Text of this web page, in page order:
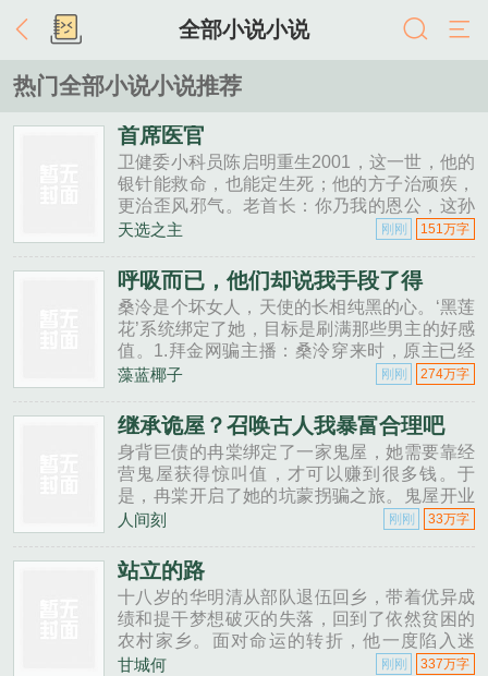
全部小说小说
热门全部小说小说推荐
首席医官
卫健委小科员陈启明重生2001，这一世，他的
银针能救命，也能定生死；他的方子治顽疾，
更治歪风邪气。老首长：你乃我的恩公，这孙
女婿，你当也要当不当也要当！县委书记：对
位置不稳吶！至于美女县长、温柔护士、京城
千金……他摆手：“别闹，我忙的是医国的大
事。”
天选之主 151万字
刚刚
呼吸而已，他们却说我手段了得
桑泠是个坏女人，天使的长相纯黑的心。‘黑莲
花’系统绑定了她，目标是刷满那些男主的好感
值。1.拜金网骗主播：桑泠穿来时，原主已经
靠p图跟男主网恋，即将被安排掉马，但已经
什么抱着她哭求原谅。2.霸总的秘书：暗恋不
得的桑泠私下是个集善变、阴暗为一身的人。
后来，她遇到了一个跟暗恋对象...
藻蓝椰子 274万字
刚刚
继承诡屋？召唤古人我暴富合理吧
身背巨债的冉棠绑定了一家鬼屋，她需要靠经
营鬼屋获得惊叫值，才可以赚到很多钱。于
是，冉棠开启了她的坑蒙拐骗之旅。鬼屋开业
第一天，她抽取鬼物，弄了个聂小倩主题。游
歉：对不起，是我们肤浅了！开业第二天，冉
棠又抽到了画皮。游客：好经典的主题，看你
也做不出什么花样。玩完之后。游客跪下：
对...
人间刻 33万字
刚刚
站立的路
十八岁的华明清从部队退伍回乡，带着优异成
绩和提干梦想破灭的失落，回到了依然贫困的
农村家乡。面对命运的转折，他一度陷入迷
茫，但在高中老师的鼓励下，决定通过高考改
甘城何 337万字
刚刚